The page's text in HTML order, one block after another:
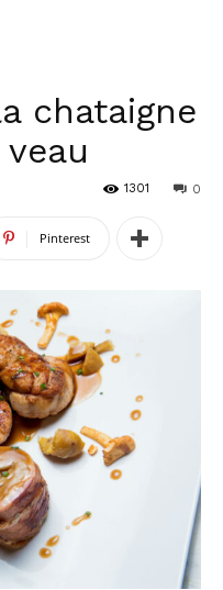
chataigne
0
1301
Pinterest